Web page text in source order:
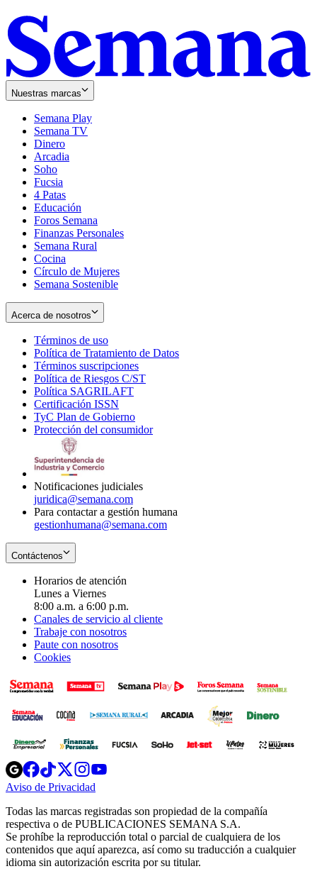
Nuestras marcas
Semana Play
Semana TV
Dinero
Arcadia
Soho
in
new
window
Fucsia
in
new
window
4 Patas
Educación
Foros Semana
Finanzas Personales
Semana Rural
Cocina
Círculo de Mujeres
Semana Sostenible
Acerca de nosotros
Términos de uso
in
new
window
Política de Tratamiento de Datos
Términos suscripciones
in
Política de Riesgos C/ST
Política SAGRILAFT
new
window
Certificación ISSN
in
new
TyC Plan de Gobierno
in
Protección del consumidorOpens
Notificaciones judiciales
juridica@semana.com
Para contactar a gestión humana
gestionhumana@semana.com
Contáctenos
Horarios de atención
Lunes a Viernes
8:00 a.m. a 6:00 p.m.
Canales de servicio al cliente
Trabaje con nosotros
Paute con nosotros
Cookies
Opens
in
new
Opens
in
new
Opens
in
new
window
Opens
new
windowwindow
Aviso de Privacidad
new
window
Todas las marcas registradas son propiedad de la compañía
respectiva o de PUBLICACIONES SEMANA S.A.
Se prohíbe la reproducción total o parcial de cualquiera de los
contenidos que aquí aparezca, así como su traducción a cualquier
idioma sin autorización escrita por su titular.